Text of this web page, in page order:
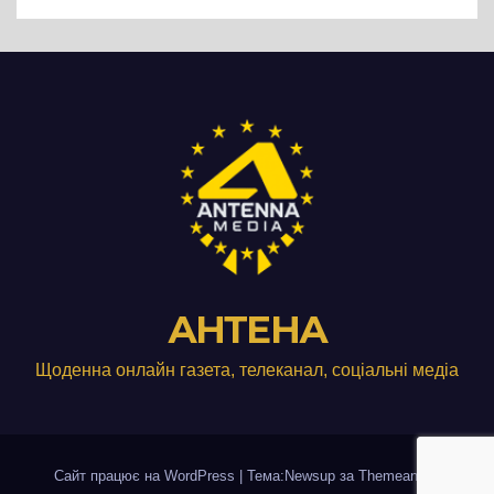
АНТЕНА
Щоденна онлайн газета, телеканал, соціальні медіа
Сайт працює на WordPress Тема:Newsup за Themeansar